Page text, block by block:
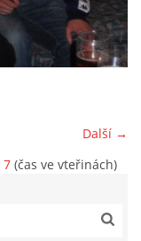
Další →
7 (čas ve vteřinách)